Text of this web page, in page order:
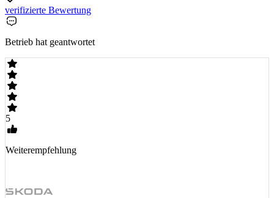
verifizierte Bewertung
Betrieb hat geantwortet
5
Weiterempfehlung